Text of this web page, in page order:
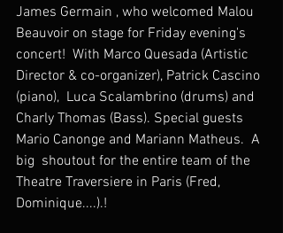
James Germain , who welcomed Malou
Beauvoir on stage for Friday evening's
concert!  With Marco Quesada (Artistic
Director & co-organizer), Patrick Cascino
(piano),  Luca Scalambrino (drums) and
Charly Thomas (Bass). Special guests
Mario Canonge and Mariann Matheus.  A
big  shoutout for the entire team of the
Theatre Traversiere in Paris (Fred,
Dominique....).!